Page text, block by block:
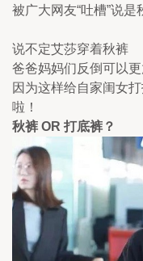
被广大网友“吐槽”说是
说不定艾莎穿着秋裤
爸爸妈妈们反倒可以更
因为这样给自家闺女
啦！
秋裤 OR 打底裤？